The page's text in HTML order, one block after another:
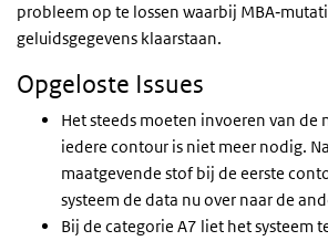
probleem op te lossen waarbij
geluidsgegevens klaarstaan.
Opgeloste Issues
Het steeds moeten invoeren van de
iedere contour is niet meer nodig.
maatgevende stof bij de eerste
systeem de data nu over naar de
Bij de categorie A7 liet het systeem